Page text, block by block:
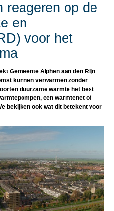
reageren op de
en
voor het
Gemeente Alphen aan den Rijn
kunnen verwarmen zonder
duurzame warmte het best
een warmtenet of
bekijken ook wat dit betekent voor